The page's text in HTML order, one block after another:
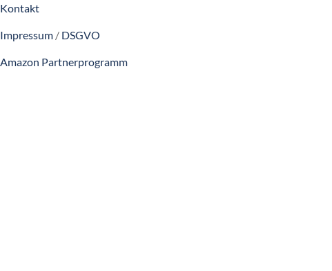
Kontakt
Impressum/ DSGVO
Amazon Partnerprogramm